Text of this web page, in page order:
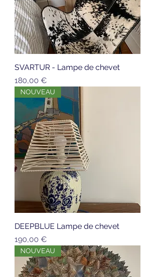
SVARTUR - Lampe de chevet
Prix
180,00 €
NOUVEAU
DEEPBLUE Lampe de chevet
Prix
190,00 €
NOUVEAU